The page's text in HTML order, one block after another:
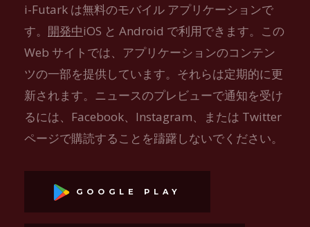
i-Futark は無料のモバイル アプリケーションで
す。 開発中iOS と Android で利用できます。この
Web サイトでは、アプリケーションのコンテン
ツの一部を提供しています。それらは定期的に更
新されます。ニュースのプレビューで通知を受け
るには、Facebook、Instagram、または Twitter
ページで購読することを躊躇しないでください。
GOOGLE PLAY